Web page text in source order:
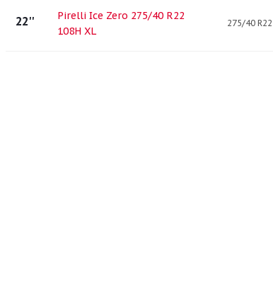
22''
Pirelli Ice Zero 275/40 R22
108H XL
275/40 R22